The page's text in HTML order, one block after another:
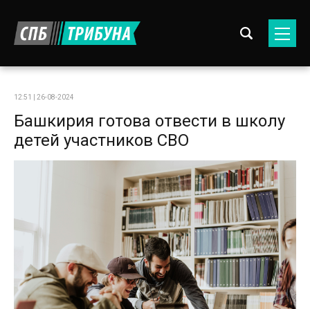
12:51 | 26-08-2024
Башкирия готова отвести в школу
детей участников СВО